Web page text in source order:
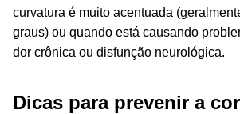
curvatura é muito acentuada
graus) ou quando está causando
dor crônica ou disfunção neurológica.
Dicas para prevenir a